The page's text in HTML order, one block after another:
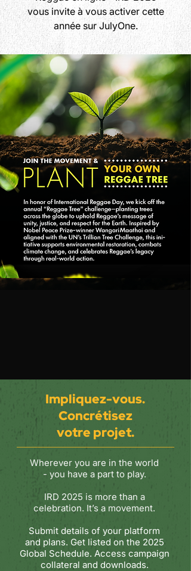
vous invite à vous activer cette
année sur JulyOne.
Impliquez-vous.
Concrétisez
votre projet.
Wherever you are in the world
- you have a part to play.
IRD 2025 is more than a
celebration. It’s a movement.
Submit details of your platform
and plans. Get listed on the 2025
Global Schedule. Access campaign
collateral and downloads.